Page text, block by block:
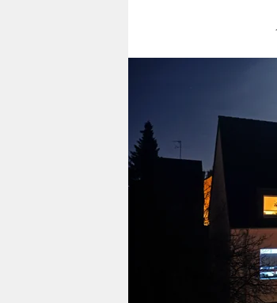
nord
wahrheit
veranstaltungen